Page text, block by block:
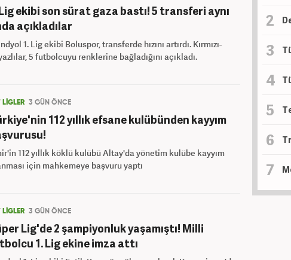
ekibi son sürat gaza bastı! 5 transferi aynı
açıkladılar
1. Lig ekibi Boluspor, transferde hızını artırdı. Kırmızı-
5 futbolcuyu renklerine bağladığını açıkladı.
LİGLER 3 GÜN ÖNCE
112 yıllık efsane kulübünden kayyım
112 yıllık köklü kulübü Altay'da yönetim kulübe kayyım
için mahkemeye başvuru yaptı
LİGLER 3 GÜN ÖNCE
Lig'de 2 şampiyonluk yaşamıştı! Milli
1. Lig ekine imza attı